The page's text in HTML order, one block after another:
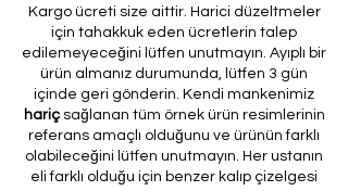
Kargo ücreti size aittir. Harici düzeltmeler
için tahakkuk eden ücretlerin talep
edilemeyeceğini lütfen unutmayın. Ayıplı bir
ürün almanız durumunda, lütfen 3 gün
içinde geri gönderin. Kendi mankenimiz
hariçsağlanan tüm örnek ürün resimlerinin
referans amaçlı olduğunu ve ürünün farklı
olabileceğini lütfen unutmayın. Her ustanın
eli farklı olduğu için benzer kalıp çizelgesi